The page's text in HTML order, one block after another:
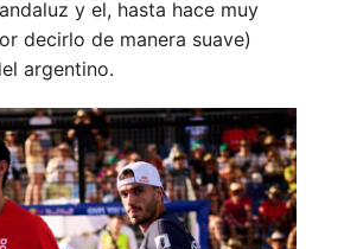
y el, hasta hace muy
decirlo de manera suave)
argentino.